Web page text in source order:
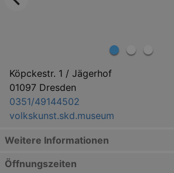
Köpckestr. 1 / Jägerhof
01097 Dresden
0351/49144502
volkskunst.skd.museum
Weitere Informationen
Öffnungszeiten